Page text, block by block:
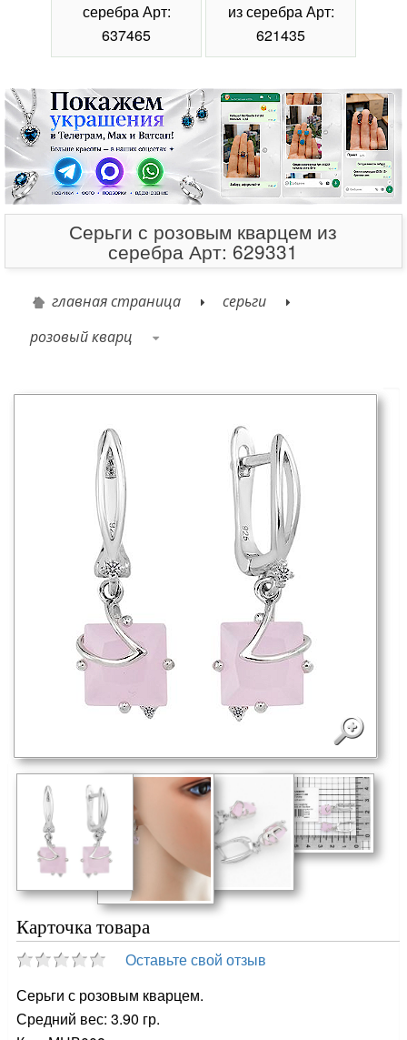
серебра Арт:
637465
из серебра Арт:
621435
Серьги с розовым кварцем из
серебра Арт: 629331
главная страница
серьги
розовый кварц
Карточка товара
Оставьте свой отзыв
Серьги с розовым кварцем.
Средний вес: 3.90 гр.